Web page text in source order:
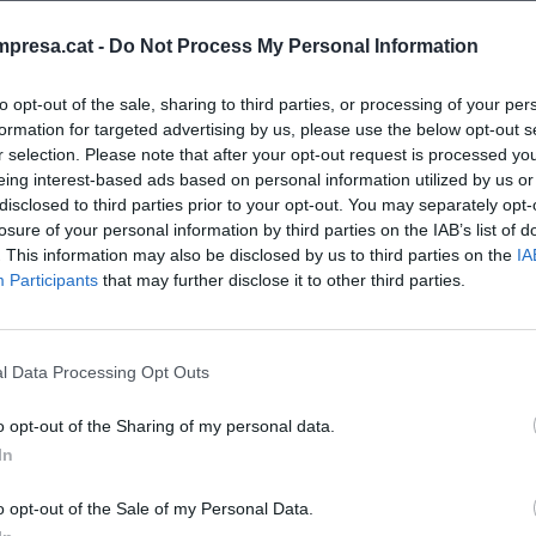
- Do Not Process My Personal Information
opt-out of the sale, sharing to third parties, or processing of your
for targeted advertising by us, please use the below opt-out
selection. Please note that after your opt-out request is processed
interest-based ads based on personal information utilized by us
to third parties prior to your opt-out. You may separately
of your personal information by third parties on the IAB’s list of
This information may also be disclosed by us to third parties on the
Participants that may further disclose it to other third parties.
Data Processing Opt Outs
opt-out of the Sharing of my personal data.
opt-out of the Sale of my Personal Data.
nomenament de la nova directora executiva
, fins ara directora d'International Retail de
està emmarcat dins del Pla Estratègic
el passat mes de març i que preveu
facturació del 2026.
de 172,1 milions d'euros, un 112% més que els
així els "millors resultats" dels seus
explicar el conseller delegat de l'empresa,Toni
CésardeVicente, i la directora financera,
han presentat el Pla Estratègic 2024-2026,
preferida de Google de forma